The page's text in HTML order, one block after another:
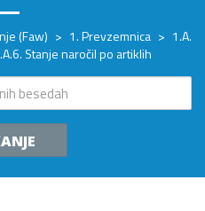
(Faw) > 1. Prevzemnica > 1.A.
Stanje naročil po artiklih